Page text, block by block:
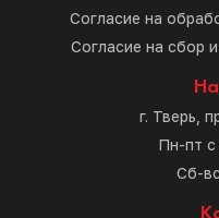
Согласие на
Согласие на сбор
г. Тверь,
Пн-пт с
Сб-